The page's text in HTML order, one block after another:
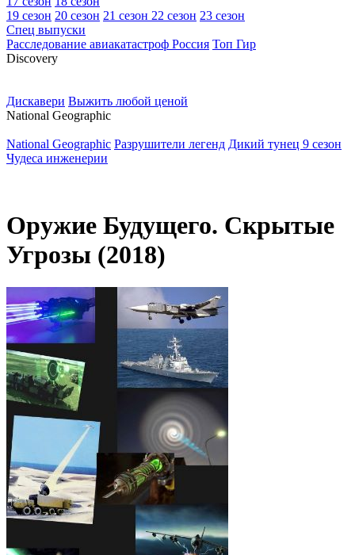
19 сезон 20 сезон 21 сезон 22 сезон 23 сезон
Спец выпуски
Расследование авиакатастроф Россия Топ Гир
Discovery
Дискавери Выжить любой ценой
National Geographic
National Geographic Разрушители легенд Дикий тунец 9 сезон
Чудеса инженерии
Оружие Будущего. Скрытые
Угрозы (2018)